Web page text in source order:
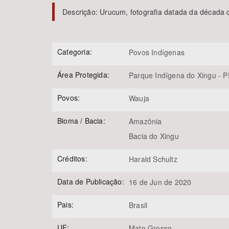
Área de Levantamento
Descrição: Urucum, fotografia datada da década
Categoria: Povos Indígenas
Área Protegida: Parque Indígena do Xingu - PI
Povos: Wauja
Bioma / Bacia:
Amazônia
Bacia do Xingu
Créditos: Harald Schultz
Data de Publicação: 16 de Jun de 2020
Pais: Brasil